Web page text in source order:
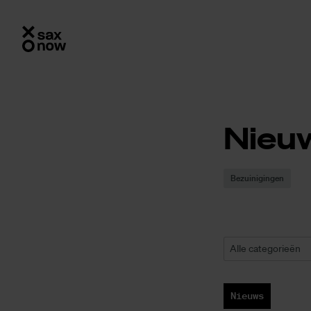
Bezuinigingen
Alle categorieën
Nieuws